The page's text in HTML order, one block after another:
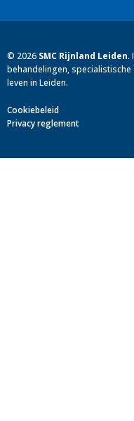
© 2026 SMC Rijnland Leiden.
behandelingen,
leven in Leiden.
Cookiebeleid
Privacy reglement